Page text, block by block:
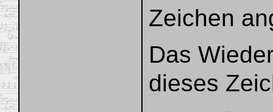
Zeichen
Das
dieses